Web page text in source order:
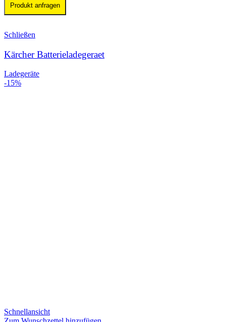
Produkt anfragen
Schließen
Kärcher Batterieladegeraet
Ladegeräte
-15%
Schnellansicht